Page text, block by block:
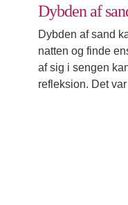
Dybden af
Dybden af sand
natten og finde
af sig i sengen
refleksion. Det var